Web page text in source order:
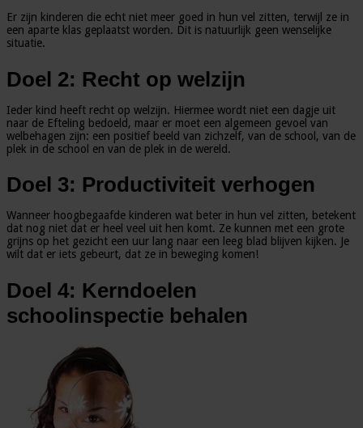
Er zijn kinderen die echt niet meer goed in hun vel zitten, terwijl ze in
een aparte klas geplaatst worden. Dit is natuurlijk geen wenselijke
situatie.
Doel 2: Recht op welzijn
Ieder kind heeft recht op welzijn. Hiermee wordt niet een dagje uit
naar de Efteling bedoeld, maar er moet een algemeen gevoel van
welbehagen zijn: een positief beeld van zichzelf, van de school, van de
plek in de school en van de plek in de wereld.
Doel 3: Productiviteit verhogen
Wanneer hoogbegaafde kinderen wat beter in hun vel zitten, betekent
dat nog niet dat er heel veel uit hen komt. Ze kunnen met een grote
grijns op het gezicht een uur lang naar een leeg blad blijven kijken. Je
wilt dat er iets gebeurt, dat ze in beweging komen!
Doel 4: Kerndoelen
schoolinspectie behalen